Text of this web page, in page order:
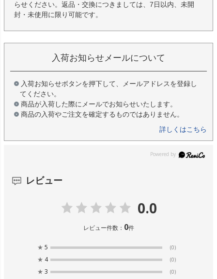
らせください。返品・交換につきましては、7日以内、未開
封・未使用に限り可能です。
入荷お知らせメールについて
入荷お知らせボタンを押下して、メールアドレスを登録し
てください。
商品が入荷した際にメールでお知らせいたします。
商品の入荷やご注文を確定するものではありません。
詳しくはこちら
レビュー
0.0
レビュー件数： 0件
★ 5 (0)
★ 4 (0)
★ 3 (0)